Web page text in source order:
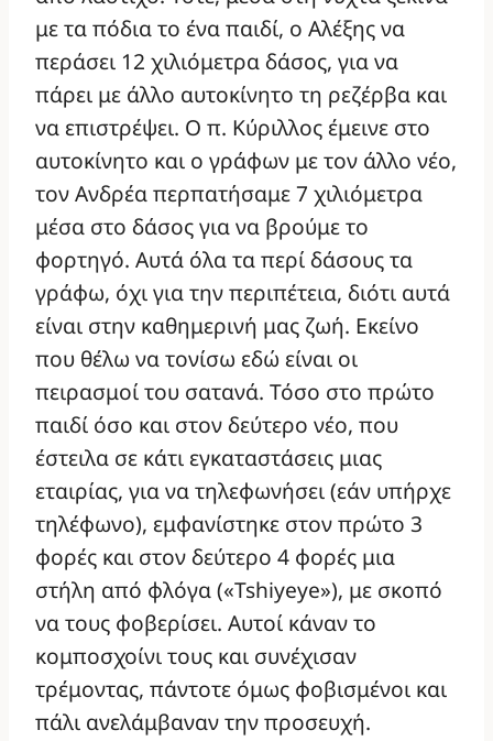
με τα πόδια το ένα παιδί, ο Αλέξης να
περάσει 12 χιλιόμετρα δάσος, για να
πάρει με άλλο αυτοκίνητο τη ρεζέρβα και
να επιστρέψει. Ο π. Κύριλλος έμεινε στο
αυτοκίνητο και ο γράφων με τον άλλο νέο,
τον Ανδρέα περπατήσαμε 7 χιλιόμετρα
μέσα στο δάσος για να βρούμε το
φορτηγό. Αυτά όλα τα περί δάσους τα
γράφω, όχι για την περιπέτεια, διότι αυτά
είναι στην καθημερινή μας ζωή. Εκείνο
που θέλω να τονίσω εδώ είναι οι
πειρασμοί του σατανά. Τόσο στο πρώτο
παιδί όσο και στον δεύτερο νέο, που
έστειλα σε κάτι εγκαταστάσεις μιας
εταιρίας, για να τηλεφωνήσει (εάν υπήρχε
τηλέφωνο), εμφανίστηκε στον πρώτο 3
φορές και στον δεύτερο 4 φορές μια
στήλη από φλόγα («Tshiyeye»), με σκοπό
να τους φοβερίσει. Αυτοί κάναν το
κομποσχοίνι τους και συνέχισαν
τρέμοντας, πάντοτε όμως φοβισμένοι και
πάλι ανελάμβαναν την προσευχή.